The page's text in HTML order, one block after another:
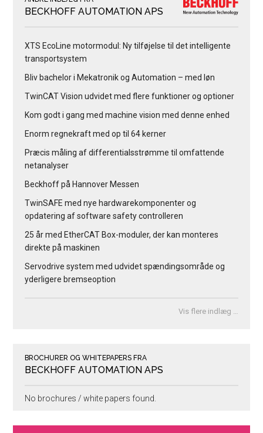
BECKHOFF AUTOMATION APS
XTS EcoLine motormodul: Ny tilføjelse til det intelligente
transportsystem
Bliv bachelor i Mekatronik og Automation – med løn
TwinCAT Vision udvidet med flere funktioner og optioner
Kom godt i gang med machine vision med denne enhed
Enorm regnekraft med op til 64 kerner
Præcis måling af differentialsstrømme til omfattende
netanalyser
Beckhoff på Hannover Messen
TwinSAFE med nye hardwarekomponenter og
opdatering af software safety controlleren
25 år med EtherCAT Box-moduler, der kan monteres
direkte på maskinen
Servodrive system med udvidet spændingsområde og
yderligere bremseoption
Vis flere indlæg …
BROCHURER OG WHITEPAPERS FRA
BECKHOFF AUTOMATION APS
No brochures / white papers found.